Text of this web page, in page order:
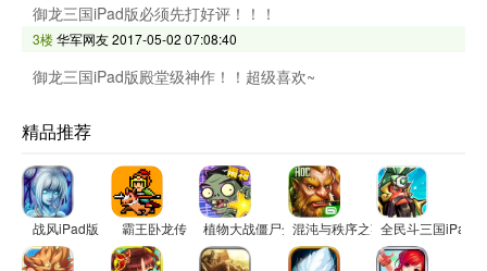
御龙三国iPad版必须先打好评！！！
3楼华军网友2017-05-02 07:08:40
御龙三国iPad版殿堂级神作！！超级喜欢~
精品推荐
战风iPad版 霸王卧龙传 植物大战僵尸全明星混沌与秩序之英雄战歌全民斗三国iPad版